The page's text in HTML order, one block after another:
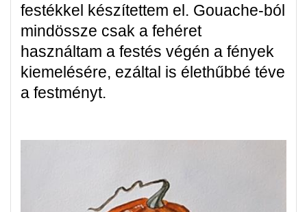
festékkel készítettem el. Gouache-ból
mindössze csak a fehéret
használtam a festés végén a fények
kiemelésére, ezáltal is élethűbbé téve
a festményt.